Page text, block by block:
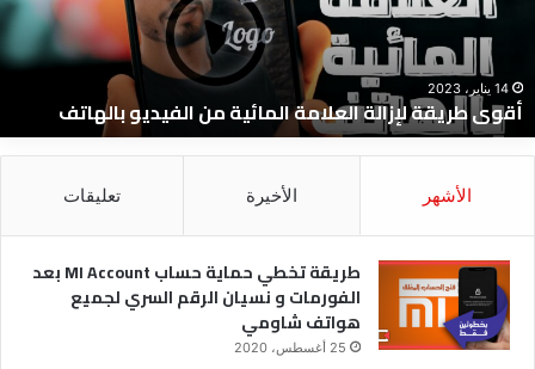
الفيديو
بالهاتف
14 يناير، 2023
أقوى طريقة لإزالة العلامة المائية من الفيديو بالهاتف
الأشهر الأخيرة تعليقات
طريقة تخطي حماية حساب MI Account بعد
الفورمات و نسيان الرقم السري لجميع
هواتف شاومي
25 أغسطس، 2020